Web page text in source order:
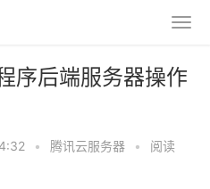
序后端服务器操作
• 腾讯云服务器 •
阅读